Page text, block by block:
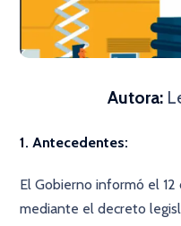
Autora:
1. Antecedentes:
El Gobierno informó el
mediante el decreto